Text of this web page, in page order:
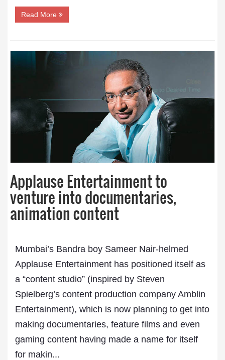
Read More
Applause Entertainment to
venture into documentaries,
animation content
Mumbai’s Bandra boy Sameer Nair-helmed
Applause Entertainment has positioned itself as
a “content studio” (inspired by Steven
Spielberg’s content production company Amblin
Entertainment), which is now planning to get into
making documentaries, feature films and even
gaming content having made a name for itself
for makin...